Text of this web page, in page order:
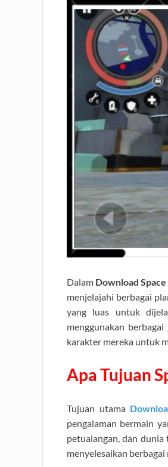
Dalam Download
menjelajahi berbagai
yang luas untuk
menggunakan
karakter mereka untuk
Apa Tujuan
Tujuan utama
pengalaman bermain
petualangan, dan
menyelesaikan